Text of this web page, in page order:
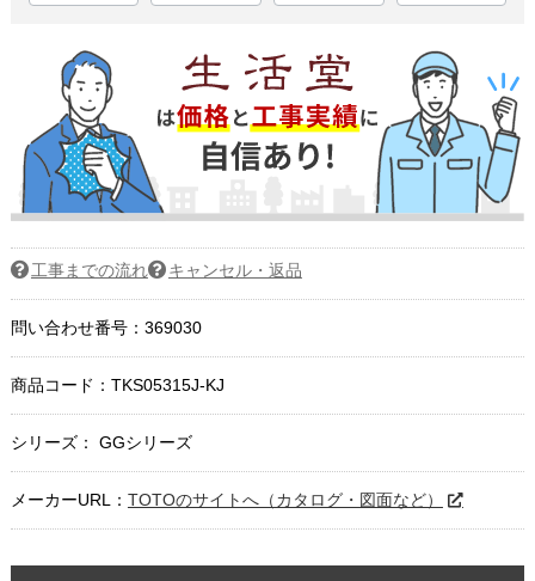
工事までの流れ キャンセル・返品
問い合わせ番号：369030
商品コード： TKS05315J-KJ
シリーズ： GGシリーズ
メーカーURL： TOTOのサイトへ（カタログ・図面など）